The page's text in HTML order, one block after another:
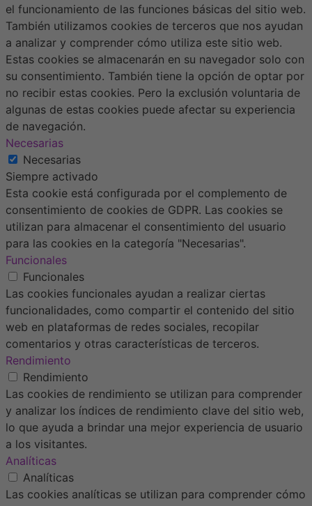
el funcionamiento de las funciones básicas del sitio web.
También utilizamos cookies de terceros que nos ayudan
a analizar y comprender cómo utiliza este sitio web.
Estas cookies se almacenarán en su navegador solo con
su consentimiento. También tiene la opción de optar por
no recibir estas cookies. Pero la exclusión voluntaria de
algunas de estas cookies puede afectar su experiencia
de navegación.
Necesarias
Necesarias
Siempre activado
Esta cookie está configurada por el complemento de
consentimiento de cookies de GDPR. Las cookies se
utilizan para almacenar el consentimiento del usuario
para las cookies en la categoría "Necesarias".
Funcionales
Funcionales
Las cookies funcionales ayudan a realizar ciertas
funcionalidades, como compartir el contenido del sitio
web en plataformas de redes sociales, recopilar
comentarios y otras características de terceros.
Rendimiento
Rendimiento
Las cookies de rendimiento se utilizan para comprender
y analizar los índices de rendimiento clave del sitio web,
lo que ayuda a brindar una mejor experiencia de usuario
a los visitantes.
Analíticas
Analíticas
Las cookies analíticas se utilizan para comprender cómo